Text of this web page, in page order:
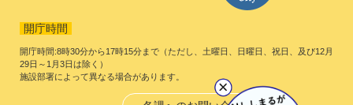
開庁時間
開庁時間:8時30分から17時15分まで（ただし、土曜日、日曜日、祝日、及び12月
29日～1月3日は除く）
施設部署によって異なる場合があります。